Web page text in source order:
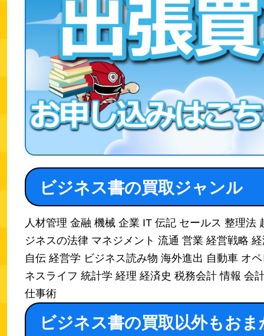
ビジネス書の買取ジャンル
人材管理 金融 機械 企業 IT 伝記 セールス 整理法
ジネスの法律 マネジメント 流通 営業 経営戦略
自伝 経営学 ビジネス読み物 海外進出 自動車 オ
ネスライフ 統計学 経理 経済史 税務会計 情報 会
仕事術
ビジネス書の買取以外もお